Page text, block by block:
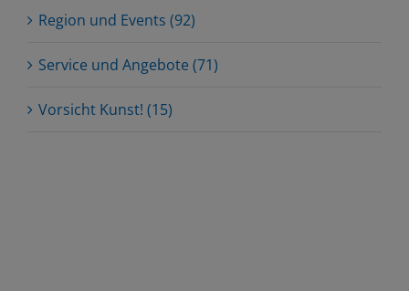
Region und Events (92)
Service und Angebote (71)
Vorsicht Kunst! (15)